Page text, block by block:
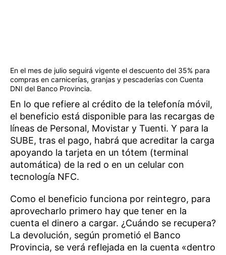
En el mes de julio seguirá vigente el descuento del 35% para
compras en carnicerías, granjas y pescaderías con Cuenta
DNI del Banco Provincia.
En lo que refiere al crédito de la telefonía móvil,
el beneficio está disponible para las recargas de
líneas de Personal, Movistar y Tuenti. Y para la
SUBE, tras el pago, habrá que acreditar la carga
apoyando la tarjeta en un tótem (terminal
automática) de la red o en un celular con
tecnología NFC.
Como el beneficio funciona por reintegro, para
aprovecharlo primero hay que tener en la
cuenta el dinero a cargar. ¿Cuándo se recupera?
La devolución, según prometió el Banco
Provincia, se verá reflejada en la cuenta «dentro